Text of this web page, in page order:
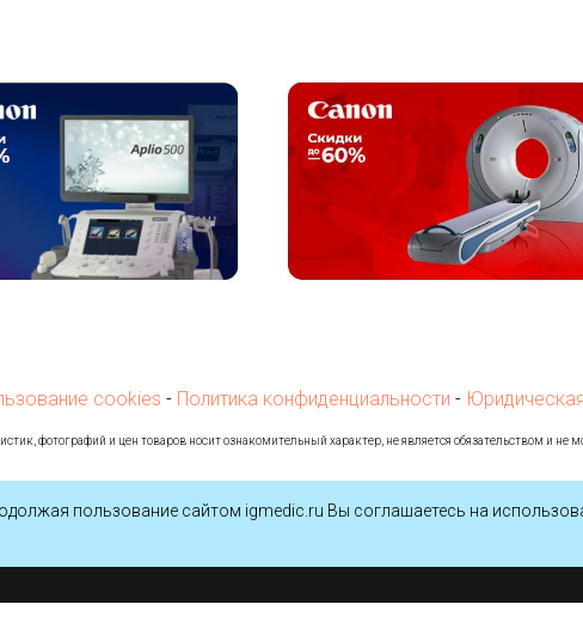
пользование сайтом igmedic.ru Вы соглашаетесь на
cookies - Политика конфиденциальности -
фотографий и цен товаров носит ознакомительный характер, не является обязательством и не